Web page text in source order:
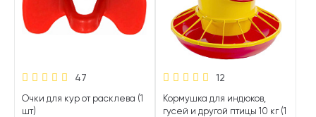
47
Очки для кур от расклева (1
шт)
12
Кормушка для индюков,
гусей и другой птицы 10 кг (1